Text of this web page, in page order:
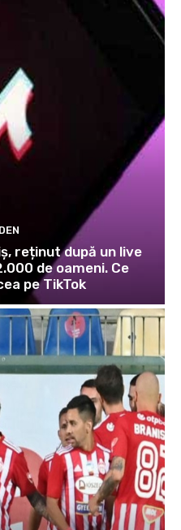
reținut după un live
de oameni. Ce
pe TikTok